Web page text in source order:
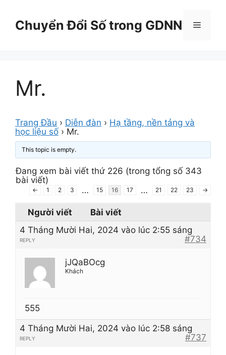
Chuyển Đổi Số trong GDNN Menu
Mr.
Trang Đầu › Diễn đàn › Hạ tầng, nền tảng và
học liệu số › Mr.
This topic is empty.
Đang xem bài viết thứ 226 (trong tổng số 343
bài viết)
← 1 2 3 … 15 16 17 … 21 22 23 →
Người viết
Bài viết
4 Tháng Mười Hai, 2024 vào lúc 2:55 sáng
#734
REPLY
jJQaBOcg
Khách
555
4 Tháng Mười Hai, 2024 vào lúc 2:58 sáng
#737
REPLY